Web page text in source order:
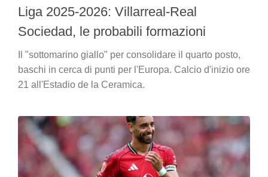
Liga 2025-2026: Villarreal-Real
Sociedad, le probabili formazioni
Il "sottomarino giallo" per consolidare il quarto posto,
baschi in cerca di punti per l'Europa. Calcio d'inizio ore
21 all'Estadio de la Ceramica.